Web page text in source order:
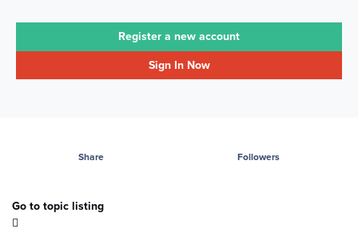
Register a new account
Sign In Now
Share Followers
Go to topic listing